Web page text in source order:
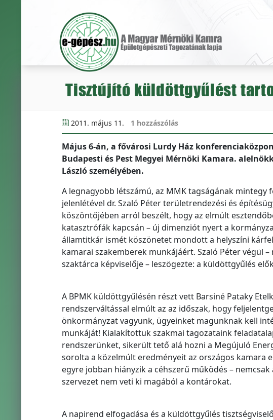
Tisztújító küldöttgyűlést
2011. május 11. 1 hozzászólás
Május 6-án, a fővárosi Lurdy Ház
Budapesti és Pest Megyei Mérnöki Kamara.
László személyében.
A legnagyobb létszámú, az MMK tagságának
jelenlétével dr. Szaló Péter területrendezési és
köszöntőjében arról beszélt, hogy az elmúlt
katasztrófák kapcsán – új dimenziót nyert a
államtitkár ismét köszönetet mondott a helyszíni
kamarai szakemberek munkájáért. Szaló Péter végül
szaktárca képviselője – leszögezte: a küldöttgyűlés
A BPMK küldöttgyűlésén részt vett Barsiné Pataky
rendszerváltással elmúlt az az időszak, hogy
önkormányzat vagyunk, ügyeinket magunknak kell
munkáját! Kialakítottuk szakmai tagozataink
rendszerünket, sikerült tető alá hozni a Megújuló
sorolta a közelmúlt eredményeit az országos kamara
egyre jobban hiányzik a céhszerű működés –
szervezet nem veti ki magából a kontárokat.
A napirend elfogadása és a küldöttgyűlés